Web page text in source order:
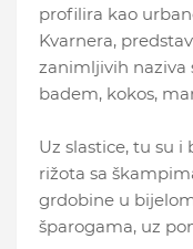
profilira kao
Kvarnera,
zanimljivih naziva
badem, kokos,
Uz slastice, tu su
rižota sa
grdobine u
šparogama, uz